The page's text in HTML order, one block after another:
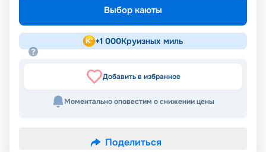
Выбор каюты
+1 000Круизных миль
Добавить в избранное
Моментально оповестим о снижении цены
Поделиться